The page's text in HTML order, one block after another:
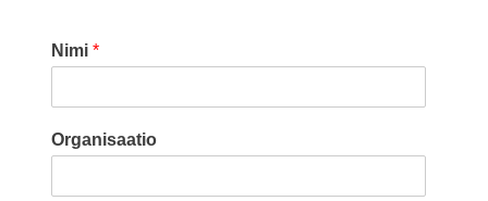
Nimi *
Organisaatio